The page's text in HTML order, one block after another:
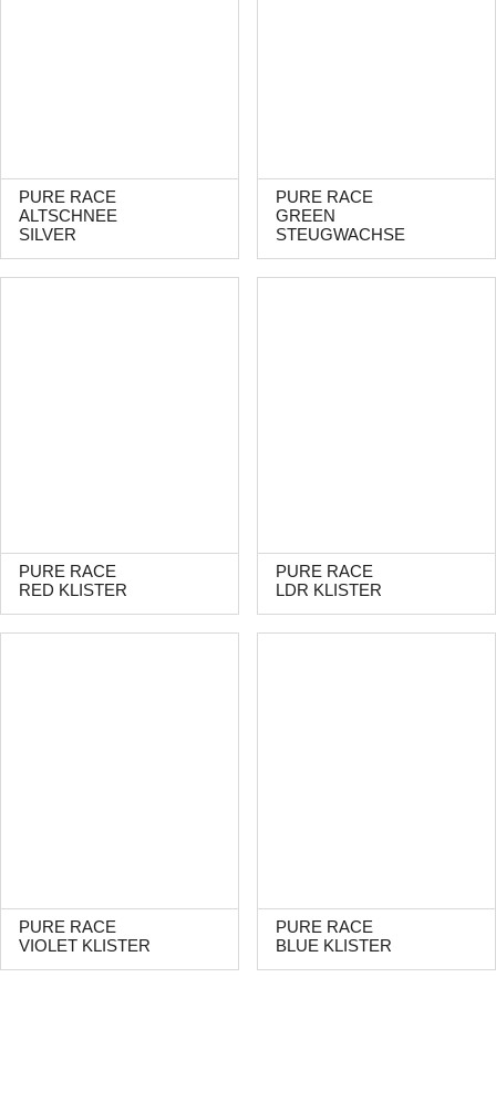
PURE RACE
ALTSCHNEE
SILVER
PURE RACE
GREEN
STEUGWACHSE
PURE RACE
RED KLISTER
PURE RACE
LDR KLISTER
PURE RACE
VIOLET KLISTER
PURE RACE
BLUE KLISTER